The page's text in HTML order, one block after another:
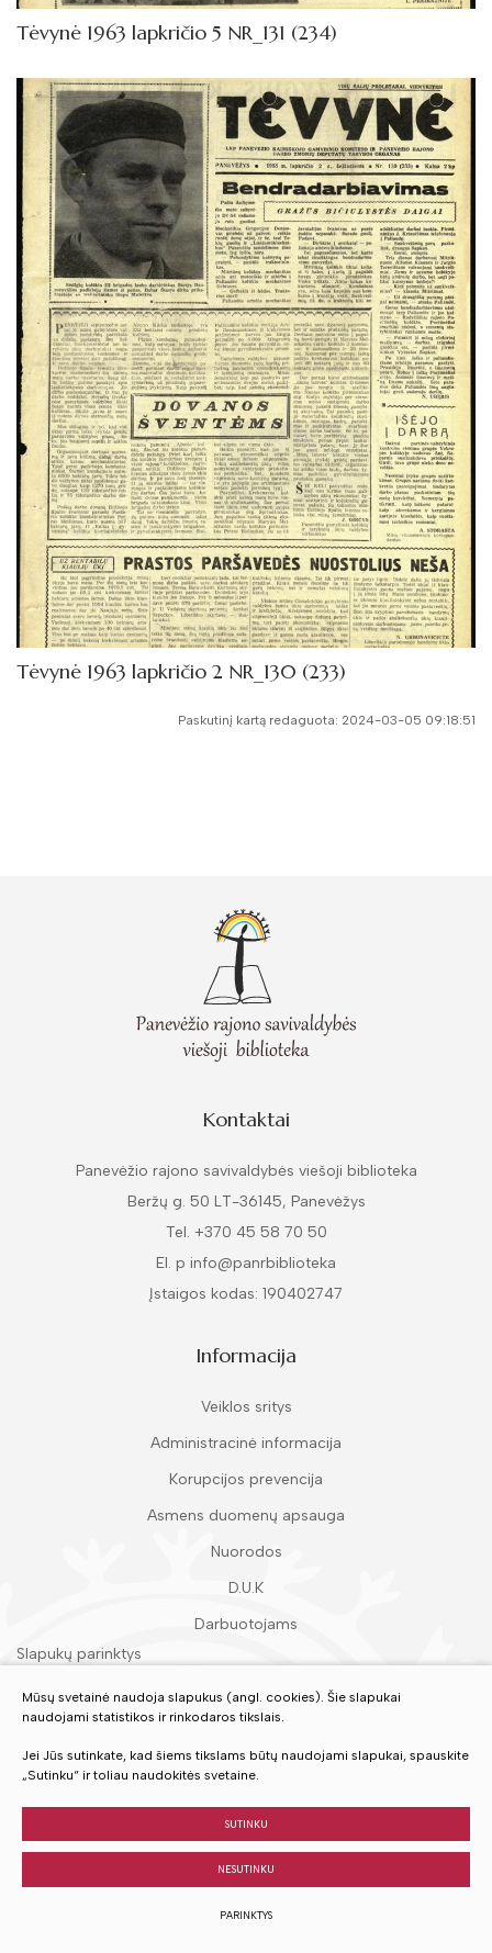
Tėvynė 1963 lapkričio 5 NR_131 (234)
Tėvynė 1963 lapkričio 2 NR_130 (233)
Paskutinį kartą redaguota: 2024-03-05 09:18:51
Kontaktai
Panevėžio rajono savivaldybės viešoji biblioteka
Beržų g. 50 LT-36145, Panevėžys
Tel. +370 45 58 70 50
El. p info@panrbiblioteka
Įstaigos kodas: 190402747
Informacija
Veiklos sritys
Administracinė informacija
Korupcijos prevencija
Asmens duomenų apsauga
Nuorodos
D.U.K
Darbuotojams
Slapukų parinktys
Įvertinkite mūsų paslaugas
Mūsų svetainė naudoja slapukus (angl. cookies). Šie slapukai
naudojami statistikos ir rinkodaros tikslais.
Jei Jūs sutinkate, kad šiems tikslams būtų naudojami slapukai, spauskite
„Sutinku“ ir toliau naudokitės svetaine.
SUTINKU
NESUTINKU
PARINKTYS